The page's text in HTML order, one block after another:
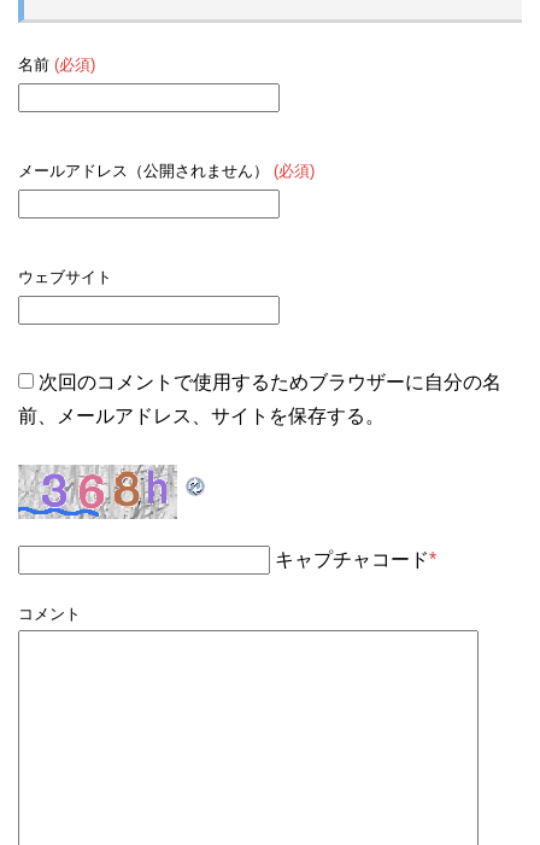
名前 (必須)
メールアドレス（公開されません） (必須)
ウェブサイト
次回のコメントで使用するためブラウザーに自分の名
前、メールアドレス、サイトを保存する。
キャプチャコード*
コメント